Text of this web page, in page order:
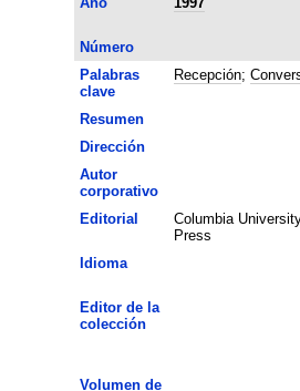
Número
Palabras
clave
Recepción;
Resumen
Dirección
Autor
corporativo
Editorial
Columbia
Press
Idioma
Editor de la
colección
Volumen de